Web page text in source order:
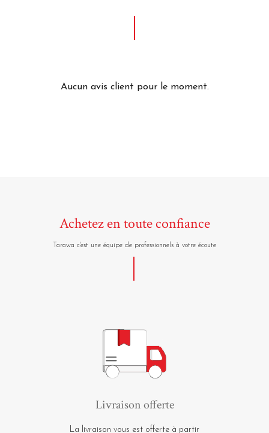
Aucun avis client pour le moment.
Achetez en toute confiance
Tarawa c'est une équipe de professionnels à votre écoute
Livraison offerte
La livraison vous est offerte à partir